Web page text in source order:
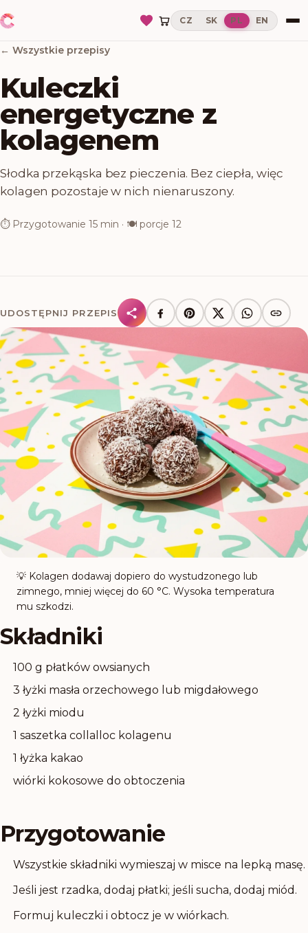
CZ SK PL EN
← Wszystkie przepisy
Kuleczki
energetyczne z
kolagenem
Słodka przekąska bez pieczenia. Bez ciepła, więc
kolagen pozostaje w nich nienaruszony.
⏱ Przygotowanie 15 min · 🍽 porcje 12
UDOSTĘPNIJ PRZEPIS
💡 Kolagen dodawaj dopiero do wystudzonego lub
zimnego, mniej więcej do 60 °C. Wysoka temperatura
mu szkodzi.
Składniki
100 g płatków owsianych
3 łyżki masła orzechowego lub migdałowego
2 łyżki miodu
1 saszetka collalloc kolagenu
1 łyżka kakao
wiórki kokosowe do obtoczenia
Przygotowanie
Wszystkie składniki wymieszaj w misce na lepką masę.
Jeśli jest rzadka, dodaj płatki; jeśli sucha, dodaj miód.
Formuj kuleczki i obtocz je w wiórkach.